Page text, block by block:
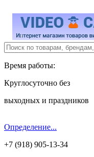
Время работы:
Круглосуточно без
выходных и праздников
Определение...
+7 (918) 905-13-34